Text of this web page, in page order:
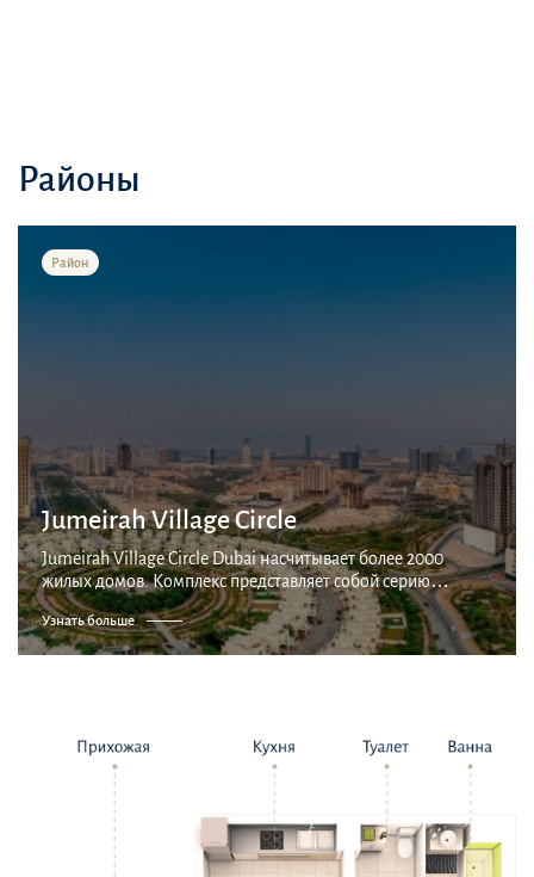
Районы
Район
Jumeirah Village Circle
Jumeirah Village Circle Dubai насчитывает более 2000
жилых домов. Комплекс представляет собой серию
деревень, соединенных парками и каналами, со
множеством квартир, вилл и таунхаусов. Большинство
жилы...
Узнать больше